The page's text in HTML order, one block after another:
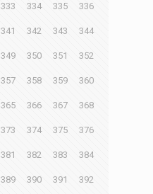
333 334 335 336
341 342 343 344
349 350 351 352
357 358 359 360
365 366 367 368
373 374 375 376
381 382 383 384
389 390 391 392